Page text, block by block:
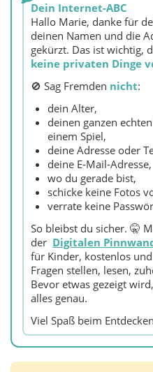
Dein Internet-ABC
Hallo Marie, danke für
deinen Namen und die
gekürzt. Das ist wichtig,
keine privaten Dinge
🚫 Sag Fremden nicht:
dein Alter,
deinen ganzen
einem Spiel,
deine Adresse oder
deine E‑Mail‑Adresse,
wo du gerade bist,
schicke keine Fotos
verrate keine
So bleibst du sicher. 🤫
der Digitalen
für Kinder, kostenlos
Fragen stellen, lesen,
Bevor etwas gezeigt
alles genau.
Viel Spaß beim